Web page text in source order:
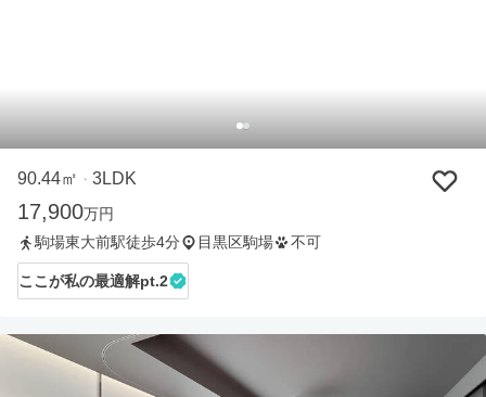
90.44㎡ ・ 3LDK
17,900万円
駒場東大前駅徒歩4分
目黒区駒場 不可
ここが私の最適解pt.2